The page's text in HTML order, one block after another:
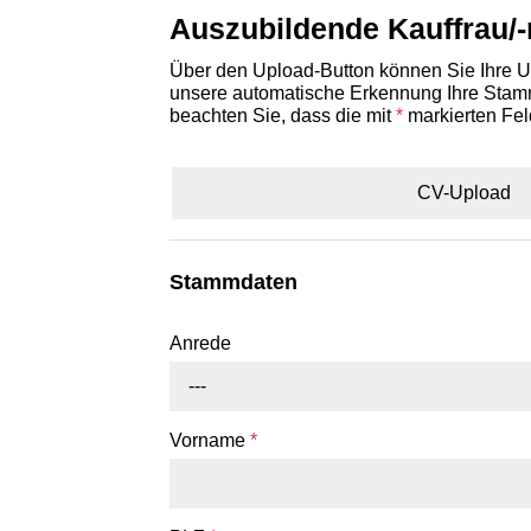
Auszubildende
Über den Upload-Button können Sie Ihre
unsere automatische Erkennung Ihre
beachten Sie, dass die mit* markierten
CV-Upload
Stammdaten
Anrede
---
Vorname *